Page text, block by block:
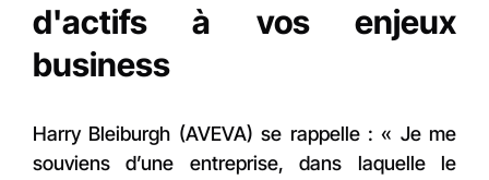
d'actifs à vos enjeux
business
Harry Bleiburgh (AVEVA) se rappelle : « Je me
souviens d’une entreprise, dans laquelle le